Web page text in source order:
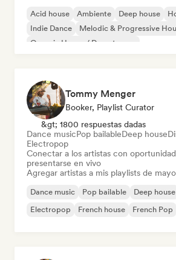
Acid house Ambiente Deep house
Indie Dance
Melodic & Progressive
Organic House / Downtempo
Tommy Menger
Booker, Playlist Curator
&gt; 1800 respuestas dadas
Dance musicPop bailableDeep house
Electropop
Conectar a los artistas con
presentarse en vivo
Agregar artistas a mis playlists de
Dance music Pop bailable Deep house
Electropop
French house French Pop